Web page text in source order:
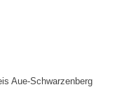
Aue-Schwarzenberg